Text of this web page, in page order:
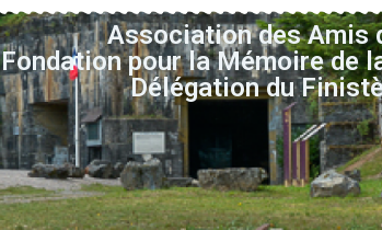
Association des Amis
Fondation pour la Mémoire de
Délégation du